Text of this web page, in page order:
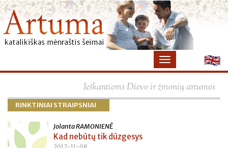
Ieškantiems Dievo ir žmonių artumos
RINKTINIAI STRAIPSNIAI
Jolanta RAMONIENĖ
Kad nebūtų tik dūzgesys
×